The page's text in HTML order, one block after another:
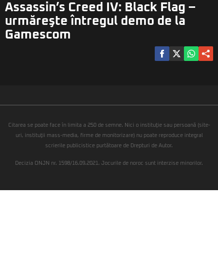
Assassin’s Creed IV: Black Flag –
urmăreşte întregul demo de la
Gamescom
Citarea se poate face în limita a 250 de semne. Nici o instituţie sau persoană (site-
uri, instituţii mass-media, firme de monitorizare) nu poate reproduce integral
scrierile publicistice purtătoare de Drepturi de Autor.
Decizia ONJN nr. 1598/16.09.2021. Jocurile de noroc sunt interzise minorilor.